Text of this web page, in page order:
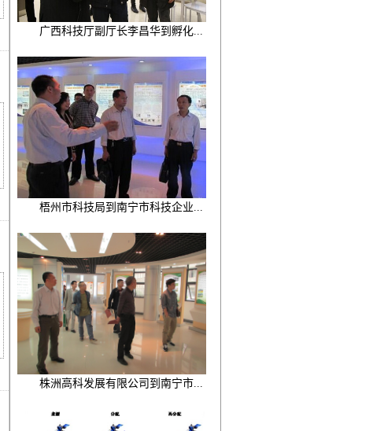
广西科技厅副厅长李昌华到孵化...
梧州市科技局到南宁市科技企业...
株洲高科发展有限公司到南宁市...